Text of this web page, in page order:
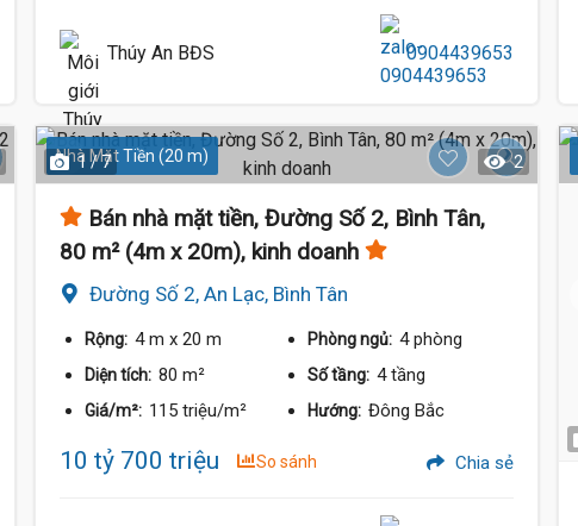
Thúy An BĐS 0904439653
Nhà Mặt Tiền (20 m)
1 / 7 2
Bán nhà mặt tiền, Đường Số 2, Bình Tân,
80 m² (4m x 20m), kinh doanh
Đường Số 2, An Lạc, Bình Tân
Rộng: 4 m x 20 m Phòng ngủ: 4 phòng
Diện tích: 80 m² Số tầng: 4 tầng
Giá/m²: 115 triệu/m² Hướng: Đông Bắc
10 tỷ 700 triệu So sánh Chia sẻ